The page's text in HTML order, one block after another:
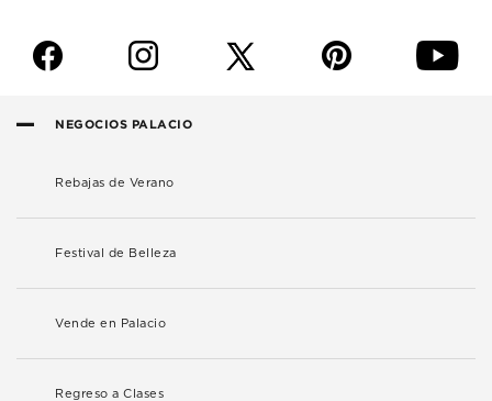
f i p y
NEGOCIOS PALACIO
Rebajas de Verano
Festival de Belleza
Vende en Palacio
Regreso a Clases